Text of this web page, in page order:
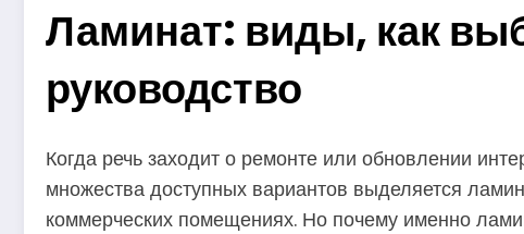
Ламинат: виды, как
руководство
Когда речь заходит о ремонте или обновлении
множества доступных вариантов выделяется
коммерческих помещениях. Но почему именно